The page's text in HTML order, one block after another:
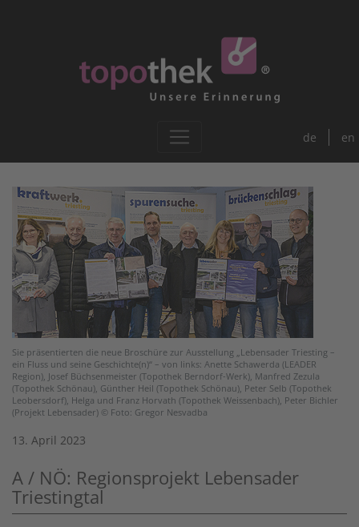
de en
Sie präsentierten die neue Broschüre zur Ausstellung „Lebensader Triesting –
ein Fluss und seine Geschichte(n)“ – von links: Anette Schawerda (LEADER
Region), Josef Büchsenmeister (Topothek Berndorf-Werk), Manfred Zezula
(Topothek Schönau), Günther Heil (Topothek Schönau), Peter Selb (Topothek
Leobersdorf), Helga und Franz Horvath (Topothek Weissenbach), Peter Bichler
(Projekt Lebensader) © Foto: Gregor Nesvadba
13. April 2023
A / NÖ: Regionsprojekt Lebensader
Triestingtal